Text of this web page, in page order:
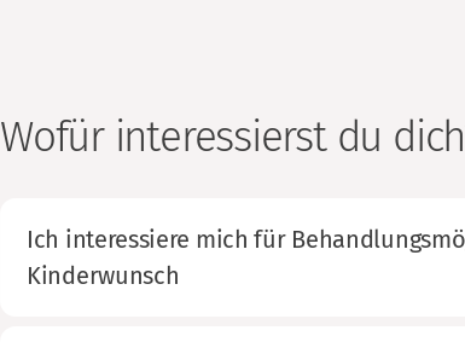
Wofür interessierst du
Ich interessiere mich für
Kinderwunsch